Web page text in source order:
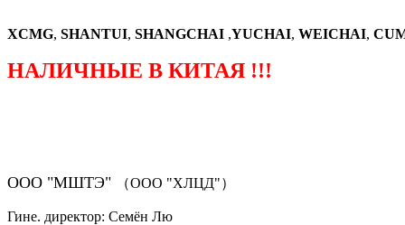
XCMG, SHANTUI, SHANGCHAI ,YUCHAI, WEICHAI,
НАЛИЧНЫЕ В КИТАЯ !!!
ООО "МШТЭ" （ООО "ХЛЦД"）
Гине. директор: Семён Лю